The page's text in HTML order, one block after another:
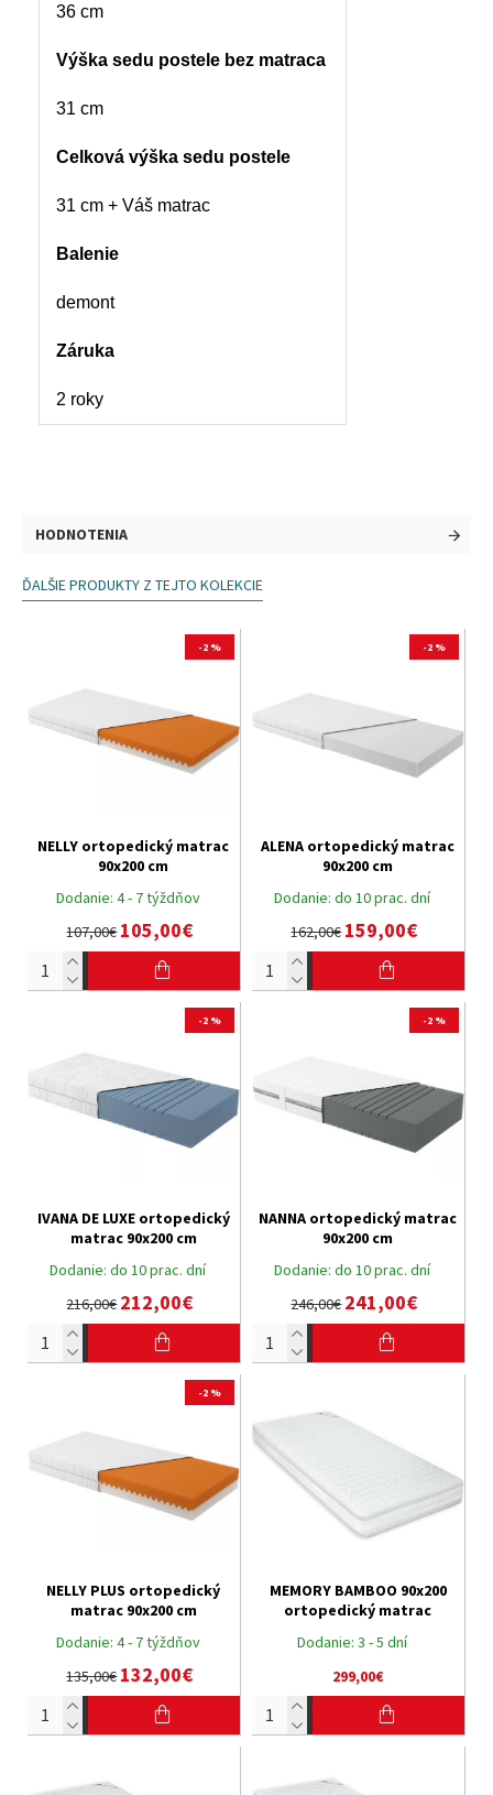
36 cm
Výška sedu postele bez matraca
31 cm
Celková výška sedu postele
31 cm + Váš matrac
Balenie
demont
Záruka
2 roky
HODNOTENIA
ĎALŠIE PRODUKTY Z TEJTO KOLEKCIE
-2 %
Dodanie: 4 - 7 týždňov
NELLY ortopedický matrac
90x200 cm
107,00€105,00€
-2 %
Dodanie: do 10 prac. dní
ALENA ortopedický matrac
90x200 cm
162,00€159,00€
-2 %
Dodanie: do 10 prac. dní
IVANA DE LUXE ortopedický
matrac 90x200 cm
216,00€212,00€
-2 %
Dodanie: do 10 prac. dní
NANNA ortopedický matrac
90x200 cm
246,00€241,00€
-2 %
Dodanie: 4 - 7 týždňov
NELLY PLUS ortopedický
matrac 90x200 cm
135,00€132,00€
Dodanie: 3 - 5 dní
MEMORY BAMBOO 90x200
ortopedický matrac
299,00€